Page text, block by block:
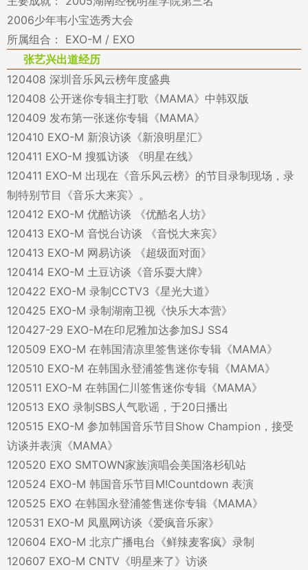
2006少年韦小宝选秀大会
所属组合： EXO-M / EXO
张艺兴出道经历
120408 深圳音乐风云榜年度盛典
120408 公开迷你专辑主打歌《MAMA》中韩双版
120409 发布第一张迷你专辑《MAMA》
120410 EXO-M 新浪访谈《新浪明星汇》
120411 EXO-M 搜狐访谈 《明星在线》
120411 EXO-M 出现在《音乐风云榜》的节目录制现场，录
制特别节目《音乐大来宾》。
120412 EXO-M 优酷访谈 《优酷名人坊》
120413 EXO-M 音悦台访谈 《音悦大来宾》
120413 EXO-M 网易访谈 《超级面对面》
120414 EXO-M 土豆访谈《音乐耍大牌》
120422 EXO-M 录制CCTV3《星光大道》
120425 EXO-M 录制湖南卫视《快乐大本营》
120427-29 EXO-M在印尼雅加达参加SJ SS4
120509 EXO-M 在韩国清凉里签售迷你专辑《MAMA》
120510 EXO-M 在韩国永登浦签售迷你专辑《MAMA》
120511 EXO-M 在韩国仁川签售迷你专辑《MAMA》
120513 EXO 录制SBS人气歌谣，于20日播出
120515 EXO-M 参加韩国音乐节目Show Champion，接受
访谈并表演《MAMA》
120520 EXO SMTOWN家族演唱会美国洛杉矶站
120524 EXO-M 韩国音乐节目M!Countdown 表演
120525 EXO 在韩国永登浦签售迷你专辑《MAMA》
120531 EXO-M 凤凰网访谈《爱疯音乐家》
120604 EXO-M 北京广播电台《鲜辣麦客疯》录制
120607 EXO-M CNTV《明星来了》访谈